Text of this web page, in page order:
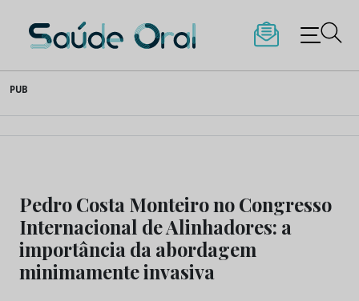
to
content
Saúde Oral
PUB
Pedro Costa Monteiro no Congresso
Internacional de Alinhadores: a
importância da abordagem
minimamente invasiva